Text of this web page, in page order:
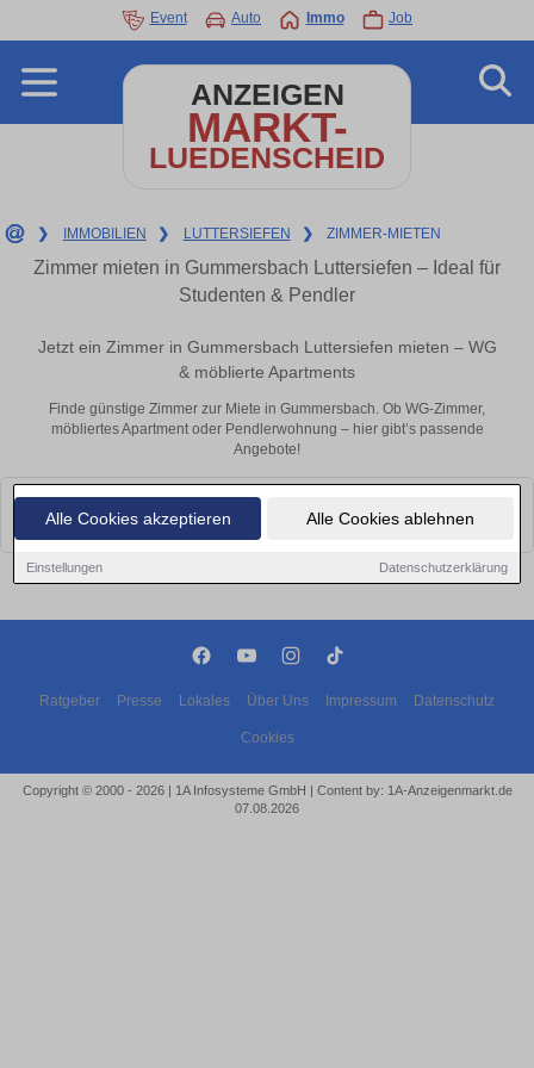
Alle Cookies akzeptieren Alle Cookies ablehnen
Einstellungen Datenschutzerklärung
Event Auto Immo Job
ANZEIGEN
MARKT-
LUEDENSCHEID
❯ IMMOBILIEN ❯ LUTTERSIEFEN ❯ ZIMMER-MIETEN
Zimmer mieten in Gummersbach Luttersiefen – Ideal für
Studenten & Pendler
Jetzt ein Zimmer in Gummersbach Luttersiefen mieten – WG
& möblierte Apartments
Finde günstige Zimmer zur Miete in Gummersbach. Ob WG-Zimmer,
möbliertes Apartment oder Pendlerwohnung – hier gibt’s passende
Angebote!
Leider konnten wir derzeit keine passenden Objekte finden. Schauen Sie
bald wieder vorbei!
Ratgeber Presse Lokales Über Uns Impressum Datenschutz
Cookies
Copyright © 2000 - 2026 | 1A Infosysteme GmbH | Content by: 1A-Anzeigenmarkt.de
07.08.2026